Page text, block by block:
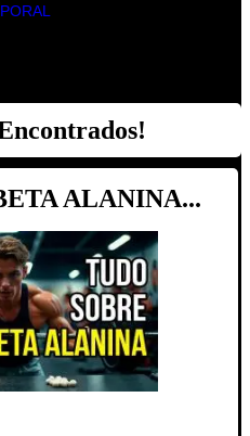
ALANINA...